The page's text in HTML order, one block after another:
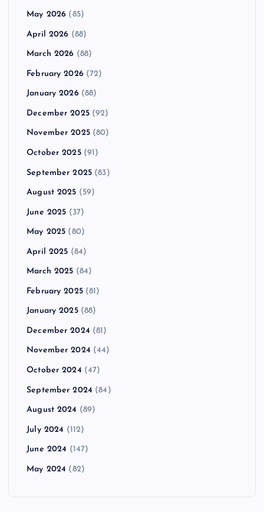
May 2026 (85)
April 2026 (88)
March 2026 (88)
February 2026(72)
January 2026(88)
December 2025(92)
November 2025(80)
October 2025(91)
September 2025 (83)
August 2025 (59)
June 2025 (37)
May 2025 (80)
April 2025 (84)
March 2025 (84)
February 2025(81)
January 2025(88)
December 2024 (81)
November 2024 (44)
October 2024 (47)
September 2024 (84)
August 2024 (89)
July 2024 (112)
June 2024 (147)
May 2024 (82)